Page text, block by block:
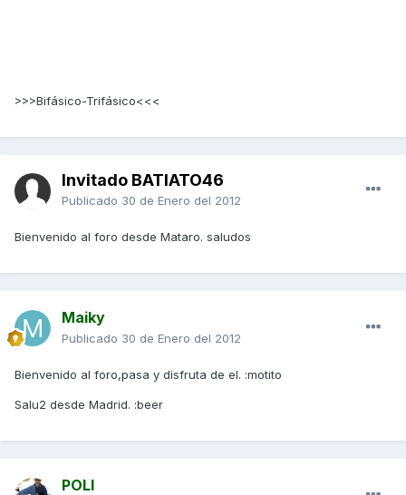
>>>Bifásico-Trifásico<<<
Invitado BATIATO46
Publicado 30 de Enero del 2012
Bienvenido al foro desde Mataro. saludos
Maiky
Publicado 30 de Enero del 2012
Bienvenido al foro,pasa y disfruta de el. :motito
Salu2 desde Madrid. :beer
POLI